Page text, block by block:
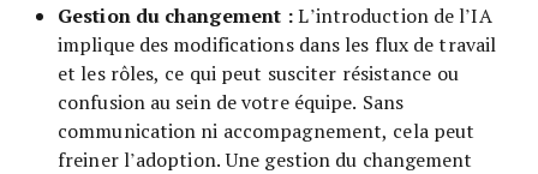
Gestion du changement :L’introduction de l’IA
implique des modifications dans les flux de travail
et les rôles, ce qui peut susciter résistance ou
confusion au sein de votre équipe. Sans
communication ni accompagnement, cela peut
freiner l’adoption. Une gestion du changement